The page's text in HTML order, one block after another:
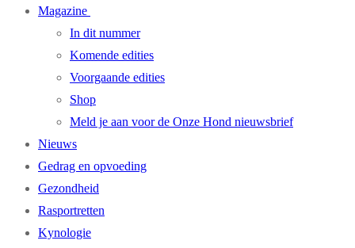
Magazine
In dit nummer
Komende edities
Voorgaande edities
Shop
Meld je aan voor de Onze Hond nieuwsbrief
Nieuws
Gedrag en opvoeding
Gezondheid
Rasportretten
Kynologie